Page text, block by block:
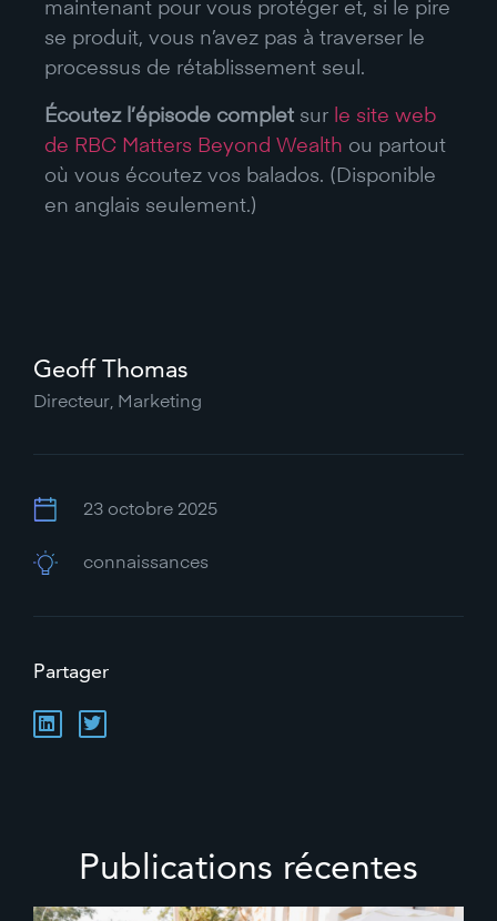
Geoff Thomas
Directeur, Marketing
23 octobre 2025
connaissances
Partager
maintenant pour vous protéger et, si le pire
se produit, vous n’avez pas à traverser le
processus de rétablissement seul.
Écoutez l’épisode complet sur le site web
de RBC Matters Beyond Wealth ou partout
où vous écoutez vos balados. (Disponible
en anglais seulement.)
Publications récentes